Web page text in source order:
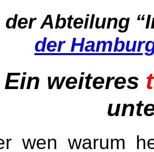
der Abteilung
der
Ein weiteres
wen warum